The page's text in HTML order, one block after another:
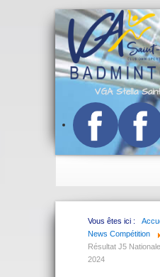
VGA Stella
Vous êtes ici :
News Compétition
Résultat J5
2024